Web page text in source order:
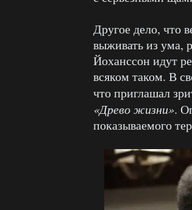
Другое дело, что
выживать из ума,
Йоханссон идут
всяком таком. В
что приглашал
«Древо жизни».
показываемого